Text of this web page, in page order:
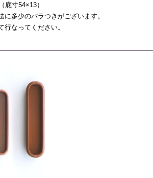
54×13）
多少のバラつきがございます。
なってください。